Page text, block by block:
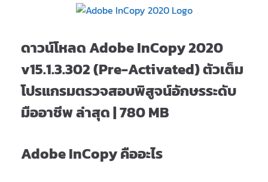
ดาวน์โหลด Adobe InCopy 2020
v15.1.3.302 (Pre-Activated) ตัวเต็ม
โปรแกรมตรวจสอบพิสูจน์อักษรระดับ
มืออาชีพ ล่าสุด | 780 MB
Adobe InCopy คืออะไร